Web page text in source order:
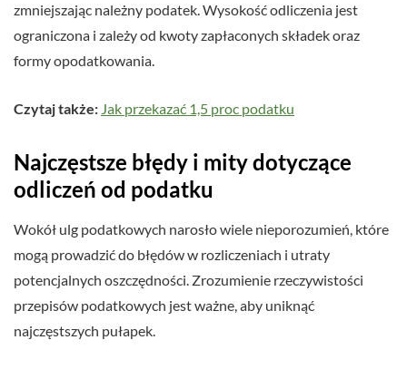
zmniejszając należny podatek. Wysokość odliczenia jest
ograniczona i zależy od kwoty zapłaconych składek oraz
formy opodatkowania.
Czytaj także: Jak przekazać 1,5 proc podatku
Najczęstsze błędy i mity dotyczące
odliczeń od podatku
Wokół ulg podatkowych narosło wiele nieporozumień, które
mogą prowadzić do błędów w rozliczeniach i utraty
potencjalnych oszczędności. Zrozumienie rzeczywistości
przepisów podatkowych jest ważne, aby uniknąć
najczęstszych pułapek.